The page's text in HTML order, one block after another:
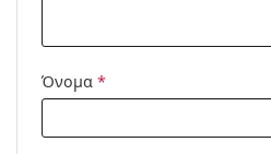
Άλλα
Τύπος:
Όνομα *